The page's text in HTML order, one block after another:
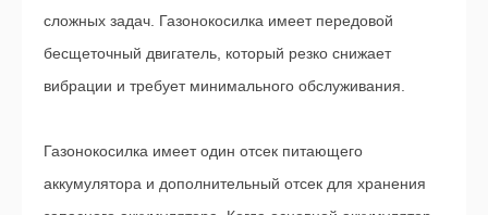
сложных задач. Газонокосилка имеет передовой
бесщеточный двигатель, который резко снижает
вибрации и требует минимального обслуживания.
Газонокосилка имеет один отсек питающего
аккумулятора и дополнительный отсек для хранения